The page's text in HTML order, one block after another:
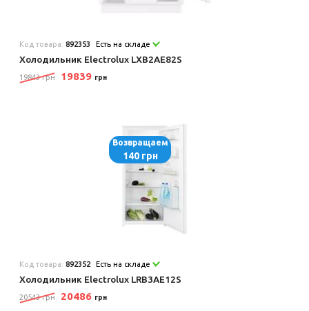
Код товара:892353 Есть на складе
Холодильник Electrolux LXB2AE82S
19843 грн 19839 грн
Возвращаем
140 грн
Код товара:892352 Есть на складе
Холодильник Electrolux LRB3AE12S
20543 грн 20486 грн